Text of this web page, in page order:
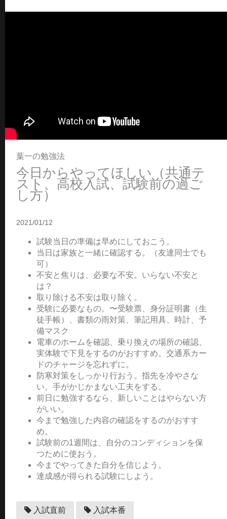
葉一の勉強法
今日からやってほしい（共通テ
スト、高校入試、試験前の過ご
し方）
2021/01/12
試験当日の準備は早めにしておこう。
当日は家族と一緒に確認する。（友達同士でも
可）
不安と焦りは、必要な不安。いらない不安と
は？
取り除ける不安は取り除く。
受験に必要なもの。〜受験票、身分証明書（生
徒手帳）、書類の雨対策、筆記用具、時計、予
備マスク
電車のホームを確認、乗り換えの場所の確認、
実体験で下見をするのがおすすめ。交通系カー
ドのチャージを忘れずに。
防寒対策をしっかり行おう。指先を冷やさな
い。手がかじかまない工夫をする。
前日に勉強するなら、新しいことはやらない方
がいい。
今まで勉強した内容の確認をするのがおすす
め。
試験前の1週間は、自分のコンディションを保
つために使おう。
今までやってきた自分を信じよう。
達成感が得られる試験にしよう。
入試直前 入試本番